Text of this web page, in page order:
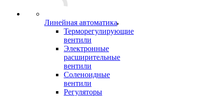
Линейная автоматика
Терморегулирующие
вентили
Электронные
расширительные
вентили
Соленоидные
вентили
Регуляторы